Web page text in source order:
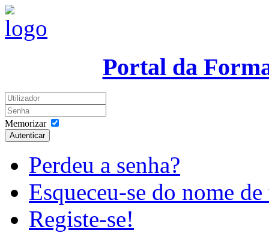
Portal da
Memorizar
Autenticar
Perdeu a senha?
Esqueceu-se do nome
Registe-se!